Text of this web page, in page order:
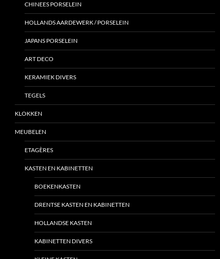
CHINEES PORSELEIN
HOLLANDS AARDEWERK / PORSELEIN
JAPANS PORSELEIN
ART DECO
KERAMIEK DIVERS
TEGELS
KLOKKEN
MEUBELEN
ETAGÈRES
KASTEN EN KABINETTEN
BOEKENKASTEN
DRENTSE KASTEN EN KABINETTEN
HOLLANDSE KASTEN
KABINETTEN DIVERS